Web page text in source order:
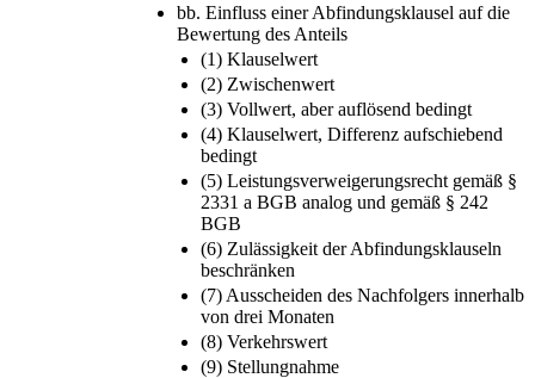
bb. Einfluss einer Abfindungsklausel auf die
Bewertung des Anteils
(1) Klauselwert
(2) Zwischenwert
(3) Vollwert, aber auflösend bedingt
(4) Klauselwert, Differenz aufschiebend
bedingt
(5) Leistungsverweigerungsrecht gemäß §
2331 a BGB analog und gemäß § 242
BGB
(6) Zulässigkeit der Abfindungsklauseln
beschränken
(7) Ausscheiden des Nachfolgers innerhalb
von drei Monaten
(8) Verkehrswert
(9) Stellungnahme